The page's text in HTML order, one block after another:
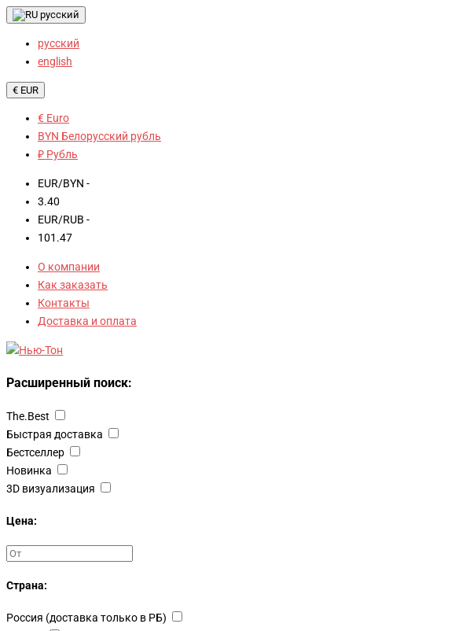
русский
русский
english
€ EUR
€ Euro
BYN Белорусский рубль
₽ Рубль
EUR/BYN -
3.40
EUR/RUB -
101.47
О компании
Как заказать
Контакты
Доставка и оплата
Расширенный поиск:
The.Best
Быстрая доставка
Бестселлер
Новинка
3D визуализация
Цена:
Страна:
Россия (доставка только в РБ)